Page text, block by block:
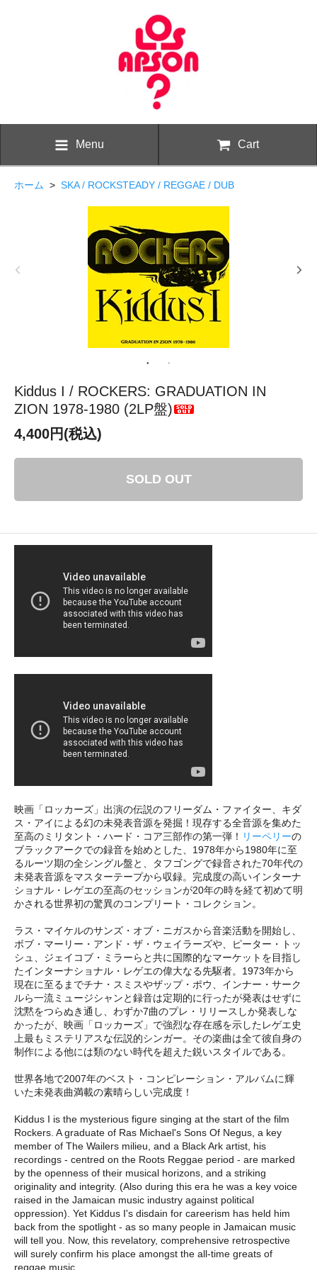
Menu Cart
ホーム > SKA / ROCKSTEADY / REGGAE / DUB
Kiddus I / ROCKERS: GRADUATION IN
ZION 1978-1980 (2LP盤)
4,400円(税込)
SOLD OUT
映画「ロッカーズ」出演の伝説のフリーダム・ファイター、キダ
ス・アイによる幻の未発表音源を発掘！現存する全音源を集めた
至高のミリタント・ハード・コア三部作の第一弾！ リーペリーの
ブラックアークでの録音を始めとした、1978年から1980年に至
るルーツ期の全シングル盤と、タフゴングで録音された70年代の
未発表音源をマスターテープから収録。完成度の高いインターナ
ショナル・レゲエの至高のセッションが20年の時を経て初めて明
かされる世界初の驚異のコンプリート・コレクション。
ラス・マイケルのサンズ・オブ・ニガスから音楽活動を開始し、
ボブ・マーリー・アンド・ザ・ウェイラーズや、ピーター・トッ
シュ、ジェイコブ・ミラーらと共に国際的なマーケットを目指し
たインターナショナル・レゲエの偉大なる先駆者。1973年から
現在に至るまでチナ・スミスやザップ・ポウ、インナー・サーク
ルら一流ミュージシャンと録音は定期的に行ったが発表はせずに
沈黙をつらぬき通し、わずか7曲のプレ・リリースしか発表しな
かったが、映画「ロッカーズ」で強烈な存在感を示したレゲエ史
上最もミステリアスな伝説的シンガー。その楽曲は全て彼自身の
制作による他には類のない時代を超えた鋭いスタイルである。
世界各地で2007年のベスト・コンピレーション・アルバムに輝
いた未発表曲満載の素晴らしい完成度！
Kiddus I is the mysterious figure singing at the start of the film
Rockers. A graduate of Ras Michael's Sons Of Negus, a key
member of The Wailers milieu, and a Black Ark artist, his
recordings - centred on the Roots Reggae period - are marked
by the openness of their musical horizons, and a striking
originality and integrity. (Also during this era he was a key voice
raised in the Jamaican music industry against political
oppression). Yet Kiddus I's disdain for careerism has held him
back from the spotlight - as so many people in Jamaican music
will tell you. Now, this revelatory, comprehensive retrospective
will surely confirm his place amongst the all-time greats of
reggae music.